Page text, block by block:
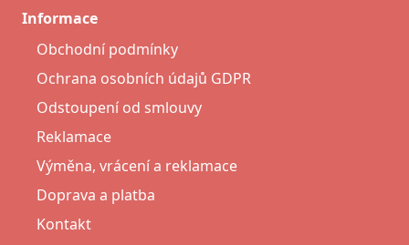
Informace
Obchodní podmínky
Ochrana osobních údajů GDPR
Odstoupení od smlouvy
Reklamace
Výměna, vrácení a reklamace
Doprava a platba
Kontakt